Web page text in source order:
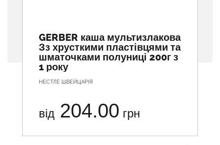
GERBER каша мультизлакова
Зз хрусткими пластівцями та
шматочками полуниці 200г з
1 року
НЕСТЛЕ ШВЕЙЦАРІЯ
від 204.00 грн